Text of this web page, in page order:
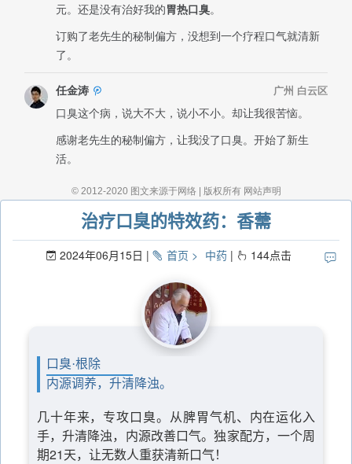
治疗口臭的特效药：香薷
2024年06月15日 首页 中药 144点击
口臭·根除
内源调养，升清降浊。
几十年来，专攻口臭。从脾胃气机、内在运化入
手，升清降浊，内源改善口气。独家配方，一个周
期21天，让无数人重获清新口气！